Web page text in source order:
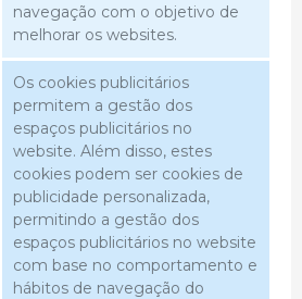
navegação com o objetivo de
melhorar os websites.
Os cookies publicitários
permitem a gestão dos
espaços publicitários no
website. Além disso, estes
cookies podem ser cookies de
publicidade personalizada,
permitindo a gestão dos
espaços publicitários no website
com base no comportamento e
hábitos de navegação do